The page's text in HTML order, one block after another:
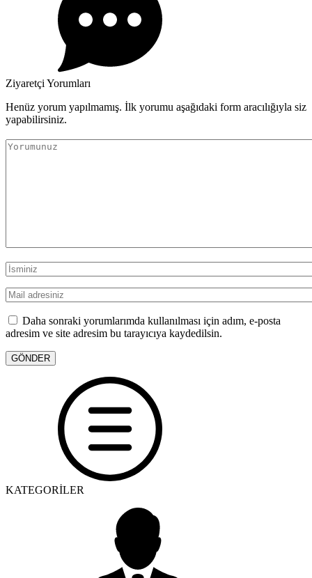
Ziyaretçi Yorumları
Henüz yorum yapılmamış. İlk yorumu aşağıdaki form aracılığıyla siz
yapabilirsiniz.
Daha sonraki yorumlarımda kullanılması için adım, e-posta
adresim ve site adresim bu tarayıcıya kaydedilsin.
KATEGORİLER